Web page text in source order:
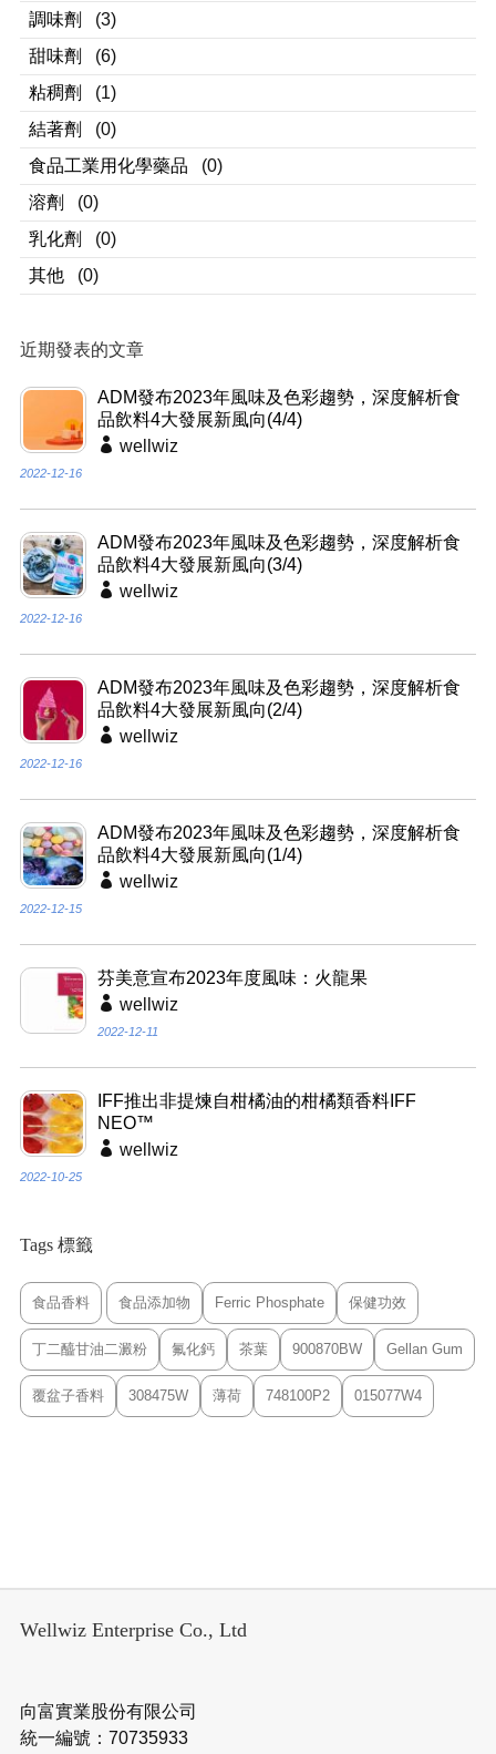
調味劑
(3)
甜味劑
(6)
粘稠劑
(1)
結著劑
(0)
食品工業用化學藥品
(0)
溶劑
(0)
乳化劑
(0)
其他
(0)
近期發表的文章
ADM發布2023年風味及色彩趨勢，深度解析食
品飲料4大發展新風向(4/4)
wellwiz
2022-12-16
ADM發布2023年風味及色彩趨勢，深度解析食
品飲料4大發展新風向(3/4)
wellwiz
2022-12-16
ADM發布2023年風味及色彩趨勢，深度解析食
品飲料4大發展新風向(2/4)
wellwiz
2022-12-16
ADM發布2023年風味及色彩趨勢，深度解析食
品飲料4大發展新風向(1/4)
wellwiz
2022-12-15
芬美意宣布2023年度風味：火龍果
wellwiz
2022-12-11
IFF推出非提煉自柑橘油的柑橘類香料IFF
NEO™
wellwiz
2022-10-25
Tags 標籤
食品香料 食品添加物 Ferric Phosphate 保健功效
丁二醯甘油二澱粉 氟化鈣 茶葉 900870BW Gellan Gum
覆盆子香料 308475W 薄荷 748100P2 015077W4
Wellwiz Enterprise Co., Ltd
向富實業股份有限公司
統一編號：70735933